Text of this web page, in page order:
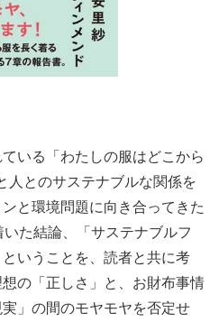
いる「わたしの服はどこから
とのサステナブルな関係を
と環境問題に向き合ってきた
た結論、「サステナブルフ
いうことを、読者と共に考
の「正しさ」と、お財布事情
」の間のモヤモヤを否定せ